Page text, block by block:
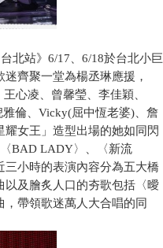
北站》6/17、6/18於台北小巨
齊聚一堂為楊丞琳應援，
心凌、曾馨瑩、李佳穎、
倫、Vicky(屈中恆老婆)、詹
女王」造型出場的她如同閃
BAD LADY〉、〈新流
小時的表演內容分為五大橋
及膾炙人口的夯歌包括〈曖
帶領歌迷萬人大合唱的同